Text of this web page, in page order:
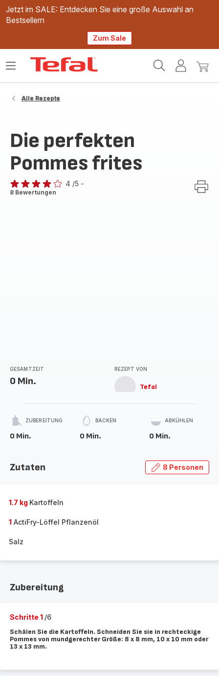
Jetzt im SALE: Entdecken Sie eine große Auswahl an
Bestsellern
Zum Sale
Mein
Mein
Das
Alle Rezepte
Die perfekten
Pommes frites
Bewertung
4 /5 -
8 Bewertungen
GESAMTZEIT
0 Min.
REZEPT VON
Tefal
ZUBEREITUNG
0 Min.
BACKEN
0 Min.
ABKÜHLEN
0 Min.
Zutaten 8 Personen
1.7 kg Kartoffeln
1 ActiFry-Löffel Pflanzenöl
Salz
Zubereitung
Schritte 1 /6
Schälen Sie die Kartoffeln. Schneiden Sie sie in rechteckige
Pommes von mundgerechter Größe: 8 x 8 mm, 10 x 10 mm oder
13 x 13 mm.